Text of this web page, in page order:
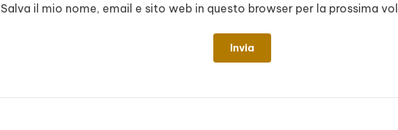
Salva il mio nome, email e sito web in questo browser per la prossima